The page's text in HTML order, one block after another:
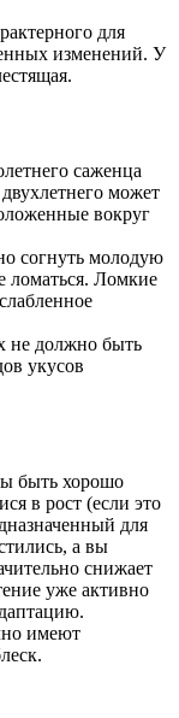
для
изменений. У
саженца
может
вокруг
согнуть молодую
ломаться. Ломкие
не должно быть
укусов
быть хорошо
в рост (если это
для
а вы
снижает
уже активно
имеют